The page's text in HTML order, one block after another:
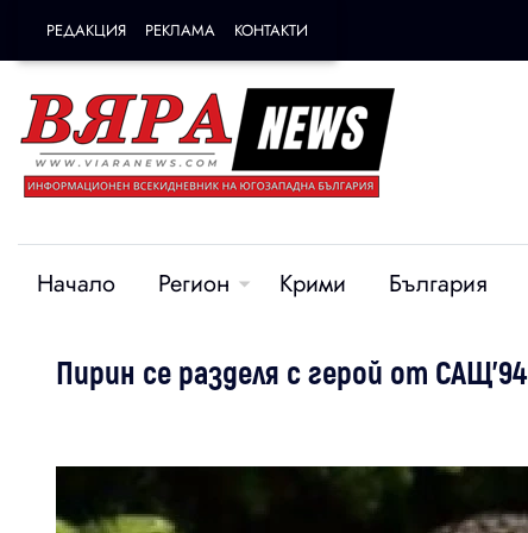
РЕДАКЦИЯ РЕКЛАМА КОНТАКТИ
Начало Регион Крими България
Пирин се разделя с герой от САЩ'94